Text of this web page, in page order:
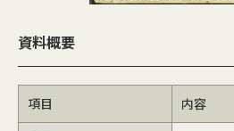
資料概要
項目 内容